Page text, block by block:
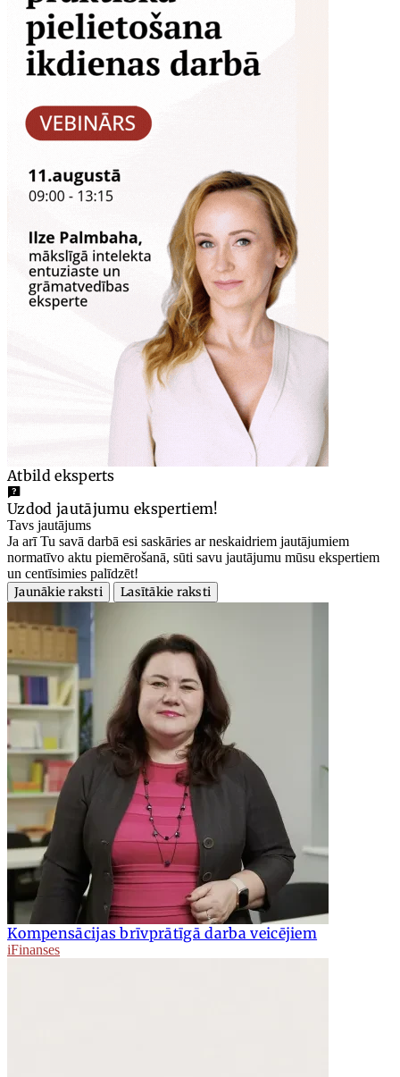
Atbild eksperts
Uzdod jautājumu ekspertiem!
Tavs jautājums
Ja arī Tu savā darbā esi saskāries ar neskaidriem jautājumiem
normatīvo aktu piemērošanā, sūti savu jautājumu mūsu ekspertiem
un centīsimies palīdzēt!
Jaunākie raksti
Lasītākie raksti
Kompensācijas brīvprātīgā darba veicējiem
iFinanses